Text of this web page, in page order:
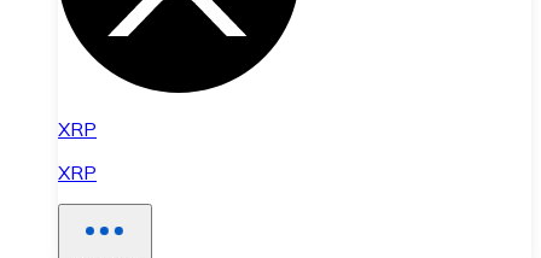
XRP
XRP